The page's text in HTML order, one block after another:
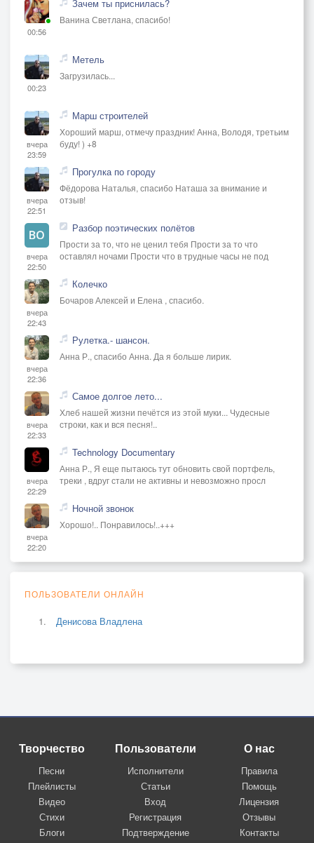
00:56
Зачем ты приснилась?
Ванина Светлана, спасибо!
00:23
Метель
Загрузилась...
вчера
23:59
Марш строителей
Хороший марш, отмечу праздник! Анна, Володя, третьим
буду! ) +8
вчера
22:51
Прогулка по городу
Фёдорова Наталья, спасибо Наташа за внимание и
отзыв!
вчера
22:50
Разбор поэтических полётов
Прости за то, что не ценил тебя Прости за то что
оставлял ночами Прости что в трудные часы не под
вчера
22:43
Колечко
Бочаров Алексей и Елена , спасибо.
вчера
22:36
Рулетка.- шансон.
Анна Р., спасибо Анна. Да я больше лирик.
вчера
22:33
Самое долгое лето...
Хлеб нашей жизни печётся из этой муки... Чудесные
строки, как и вся песня!..
вчера
22:29
Technology Documentary
Анна Р., Я еще пытаюсь тут обновить свой портфель,
треки , вдруг стали не активны и невозможно просл
вчера
22:20
Ночной звонок
Хорошо!.. Понравилось!..+++
ПОЛЬЗОВАТЕЛИ ОНЛАЙН
Денисова Владлена
Творчество
Песни
Плейлисты
Видео
Стихи
Блоги
Пользователи
Исполнители
Статьи
Вход
Регистрация
Подтверждение
О нас
Правила
Помощь
Лицензия
Отзывы
Контакты